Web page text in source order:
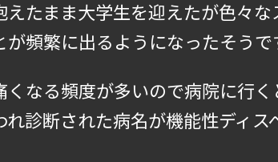
たまま大学生を迎えたが色々な
頻繁に出るようになったそうで
なる頻度が多いので病院に行
れ診断された病名が機能性ディス